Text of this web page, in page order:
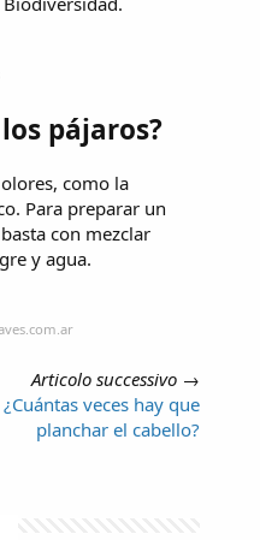
pájaros?
como la
Para preparar un
con mezclar
y agua.
Articolo successivo →
¿Cuántas veces hay que
planchar el cabello?